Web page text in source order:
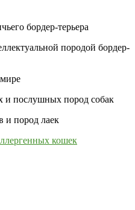
бордер-терьера
породой бордер-
и послушных пород собак
и пород лаек
кошек